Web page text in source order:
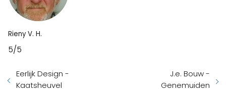
Rieny V. H.
5/5
Eerlijk Design -
Kaatsheuvel
J.e. Bouw -
Genemuiden